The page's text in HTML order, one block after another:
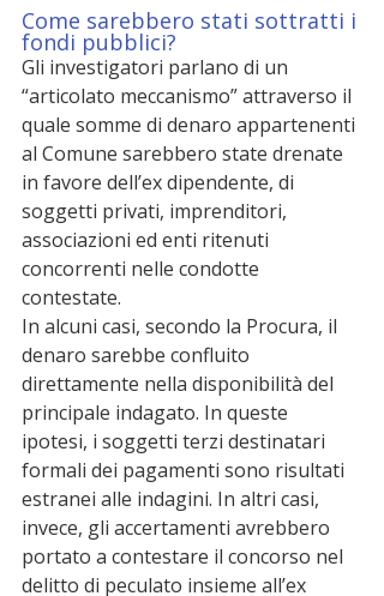
Come sarebbero stati sottratti i
fondi pubblici?
Gli investigatori parlano di un
“articolato meccanismo” attraverso il
quale somme di denaro appartenenti
al Comune sarebbero state drenate
in favore dell’ex dipendente, di
soggetti privati, imprenditori,
associazioni ed enti ritenuti
concorrenti nelle condotte
contestate.
In alcuni casi, secondo la Procura, il
denaro sarebbe confluito
direttamente nella disponibilità del
principale indagato. In queste
ipotesi, i soggetti terzi destinatari
formali dei pagamenti sono risultati
estranei alle indagini. In altri casi,
invece, gli accertamenti avrebbero
portato a contestare il concorso nel
delitto di peculato insieme all’ex